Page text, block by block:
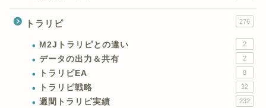
トラリピ 276
M2Jトラリピとの違い 2
データの出力＆共有 2
トラリピEA 8
トラリピ戦略 32
週間トラリピ実績 232